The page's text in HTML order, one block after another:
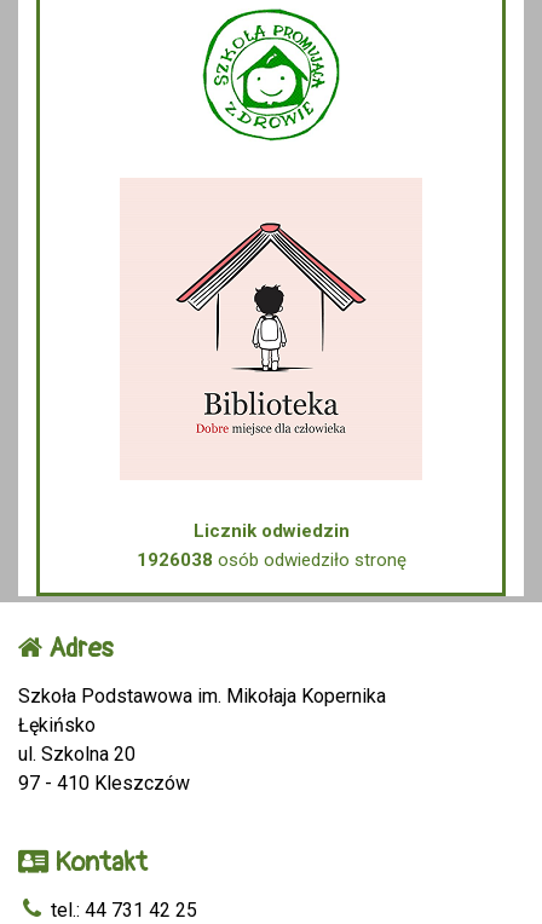
Licznik odwiedzin
1926038 osób odwiedziło stronę
Adres
Szkoła Podstawowa im. Mikołaja Kopernika
Łękińsko
ul. Szkolna 20
97 - 410 Kleszczów
Kontakt
tel.: 44 731 42 25